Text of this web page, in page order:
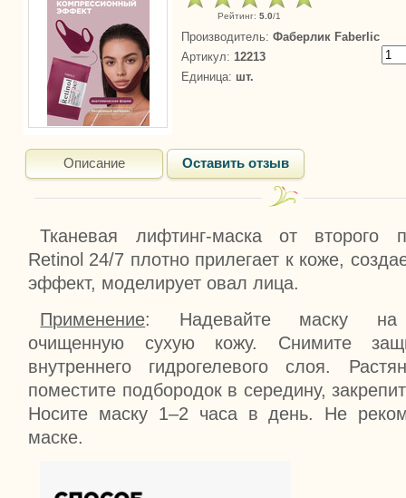
Рейтинг: 5.0/1
Производитель: Фаберлик Faberlic
Артикул: 12213
Единица: шт.
Описание Оставить отзыв
Тканевая лифтинг-маска от второго
Retinol 24/7 плотно прилегает к коже,
эффект, моделирует овал лица.
Применение: Надевайте маску на
очищенную сухую кожу. Снимите
внутреннего гидрогелевого слоя.
поместите подбородок в середину,
Носите маску 1–2 часа в день. Не
маске.